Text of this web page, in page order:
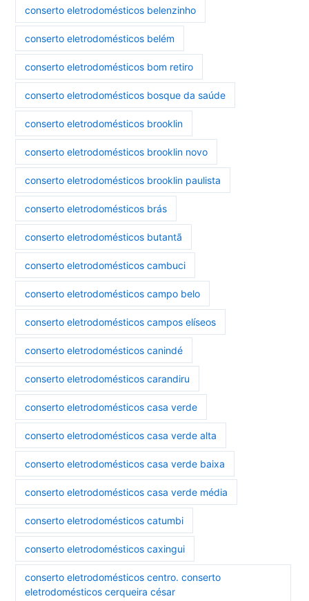
conserto eletrodomésticos belenzinho
conserto eletrodomésticos belém
conserto eletrodomésticos bom retiro
conserto eletrodomésticos bosque da saúde
conserto eletrodomésticos brooklin
conserto eletrodomésticos brooklin novo
conserto eletrodomésticos brooklin paulista
conserto eletrodomésticos brás
conserto eletrodomésticos butantã
conserto eletrodomésticos cambuci
conserto eletrodomésticos campo belo
conserto eletrodomésticos campos elíseos
conserto eletrodomésticos canindé
conserto eletrodomésticos carandiru
conserto eletrodomésticos casa verde
conserto eletrodomésticos casa verde alta
conserto eletrodomésticos casa verde baixa
conserto eletrodomésticos casa verde média
conserto eletrodomésticos catumbi
conserto eletrodomésticos caxingui
conserto eletrodomésticos centro. conserto
eletrodomésticos cerqueira césar